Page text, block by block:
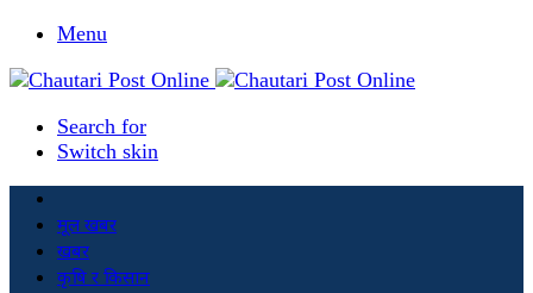
Menu
Search for
Switch skin
मूल खबर
खबर
कृषि र किसान